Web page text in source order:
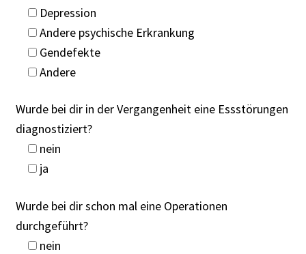
Depression
Andere psychische Erkrankung
Gendefekte
Andere
Wurde bei dir in der Vergangenheit eine Essstörungen
diagnostiziert?
nein
ja
Wurde bei dir schon mal eine Operationen
durchgeführt?
nein